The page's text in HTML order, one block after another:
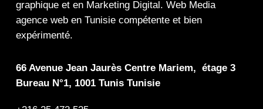
graphiqueet en Marketing Digital . Web Media
agence web en Tunisie compétente et bien
expérimenté.
66 Avenue Jean Jaurès Centre Mariem, étage 3
Bureau N°1, 1001 Tunis Tunisie